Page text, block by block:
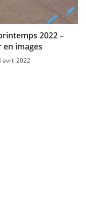
2022 –
images
avril 2022